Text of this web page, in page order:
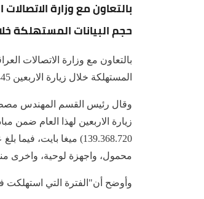
بالتعاون مع وزارة
حجم البيانات المستهلكة خلال زيارة الاربعين 1445هـ.،
بالتعاون مع وزارة الاتصالات
المستهلكة خلال زيارة الاربعين 1445هـ.، وذلك ضمن مبادرة (الانترنت المجاني).
وقال رئيس القسم المهندس
زيارة الاربعين لهذا العام ضمن
محمول، واجهزة لوحية، واخرى
وأوضح أن"الفترة التي استهلكت فيها البيانات بلغت